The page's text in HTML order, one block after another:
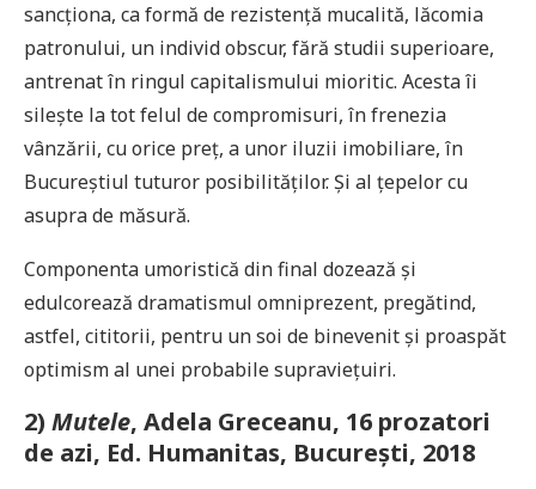
sancționa, ca formă de rezistență mucalită, lăcomia
patronului, un individ obscur, fără studii superioare,
antrenat în ringul capitalismului mioritic. Acesta îi
silește la tot felul de compromisuri, în frenezia
vânzării, cu orice preț, a unor iluzii imobiliare, în
Bucureștiul tuturor posibilităților. Și al țepelor cu
asupra de măsură.
Componenta umoristică din final dozează și
edulcorează dramatismul omniprezent, pregătind,
astfel, cititorii, pentru un soi de binevenit și proaspăt
optimism al unei probabile supraviețuiri.
2) Mutele, Adela Greceanu, 16 prozatori
de azi, Ed. Humanitas, București, 2018